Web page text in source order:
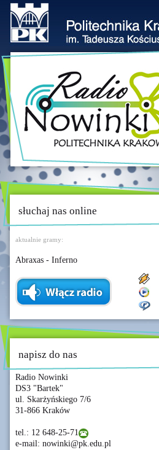
słuchaj nas online
aktualnie gramy:
Abraxas - Inferno
napisz do nas
Radio Nowinki
DS3 "Bartek"
ul. Skarżyńskiego 7/6
31-866 Kraków
tel.: 12 648-25-71
e-mail: nowinki@pk.edu.pl